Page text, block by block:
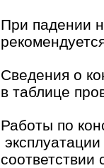
При падении
Сведения о
в таблице
Работы по